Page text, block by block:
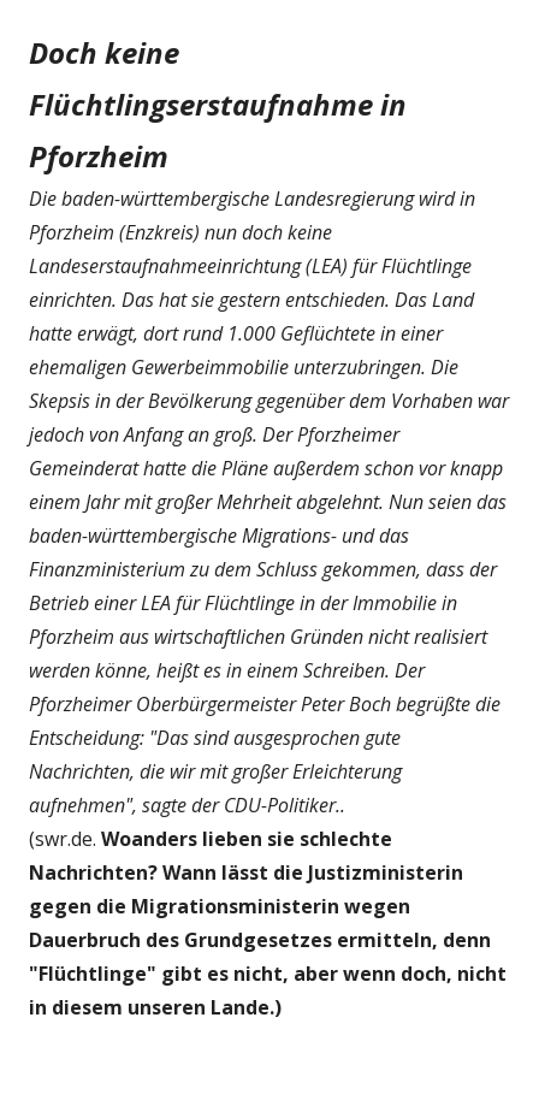
Doch keine
Flüchtlingserstaufnahme in
Pforzheim
Die baden-württembergische Landesregierung wird in
Pforzheim (Enzkreis) nun doch keine
Landeserstaufnahmeeinrichtung (LEA) für Flüchtlinge
einrichten. Das hat sie gestern entschieden. Das Land
hatte erwägt, dort rund 1.000 Geflüchtete in einer
ehemaligen Gewerbeimmobilie unterzubringen. Die
Skepsis in der Bevölkerung gegenüber dem Vorhaben war
jedoch von Anfang an groß. Der Pforzheimer
Gemeinderat hatte die Pläne außerdem schon vor knapp
einem Jahr mit großer Mehrheit abgelehnt. Nun seien das
baden-württembergische Migrations- und das
Finanzministerium zu dem Schluss gekommen, dass der
Betrieb einer LEA für Flüchtlinge in der Immobilie in
Pforzheim aus wirtschaftlichen Gründen nicht realisiert
werden könne, heißt es in einem Schreiben. Der
Pforzheimer Oberbürgermeister Peter Boch begrüßte die
Entscheidung: "Das sind ausgesprochen gute
Nachrichten, die wir mit großer Erleichterung
aufnehmen", sagte der CDU-Politiker..
(swr.de. Woanders lieben sie schlechte
Nachrichten? Wann lässt die Justizministerin
gegen die Migrationsministerin wegen
Dauerbruch des Grundgesetzes ermitteln, denn
"Flüchtlinge" gibt es nicht, aber wenn doch, nicht
in diesem unseren Lande.)